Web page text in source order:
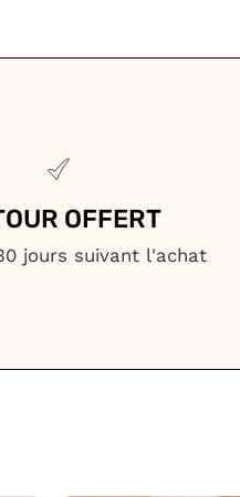
OFFERT
jours suivant l'achat